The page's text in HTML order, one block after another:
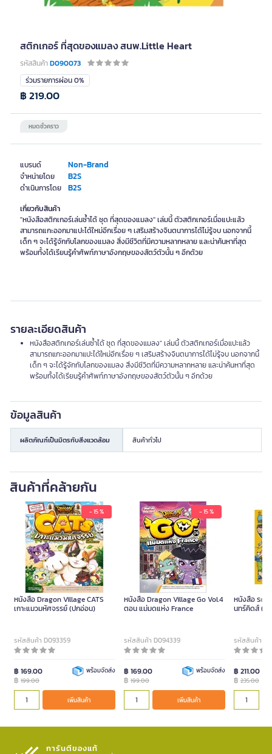
สติกเกอร์ ที่สุดของแมลง สนพ.Little Heart
รหัสสินค้าD090073
แบรนด์ Non-Brand
จำหน่ายโดย B2S
ดำเนินการโดย B2S
ร่วมรายการผ่อน 0%
หมดชั่วคราว
฿ 219.00
เกี่ยวกับสินค้า
"หนังสือสติกเกอร์เล่นซ้ำได้ ชุด ที่สุดของแมลง" เล่มนี้ ตัวสติกเกอร์เมื่อแปะแล้ว
สามารถแกะออกมาแปะได้ใหม่อีกเรื่อย ๆ เสริมสร้างจินตนาการได้ไม่รู้จบ นอกจากนี้
เด็ก ๆ จะได้รู้จักกับโลกของแมลง สิ่งมีชีวิตที่มีความหลากหลาย และน่าค้นหาที่สุด
พร้อมทั้งได้เรียนรู้คำศัพท์ภาษาอังกฤษของสัตว์ตัวนั้น ๆ อีกด้วย
รายละเอียดสินค้า
หนังสือสติกเกอร์เล่นซ้ำได้ ชุด ที่สุดของแมลง" เล่มนี้ ตัวสติกเกอร์เมื่อแปะแล้ว
สามารถแกะออกมาแปะได้ใหม่อีกเรื่อย ๆ เสริมสร้างจินตนาการได้ไม่รู้จบ นอกจากนี้
เด็ก ๆ จะได้รู้จักกับโลกของแมลง สิ่งมีชีวิตที่มีความหลากหลาย และน่าค้นหาที่สุด
พร้อมทั้งได้เรียนรู้คำศัพท์ภาษาอังกฤษของสัตว์ตัวนั้น ๆ อีกด้วย
ข้อมูลสินค้า
ผลิตภัณฑ์เป็นมิตรกับสิ่งแวดล้อม สินค้าทั่วไป
สินค้าที่คล้ายกัน
- 15 %
หนังสือ Dragon Village CATS
เกาะแมวมหัศจรรย์ (ปกอ่อน)
รหัสสินค้า D093359
฿ 169.00
฿ 199.00
พร้อมจัดส่ง
เพิ่มสินค้า
- 15 %
หนังสือ Dragon Village Go Vol.4
ตอน แม่มดแห่ง France
รหัสสินค้า D094339
฿ 169.00
฿ 199.00
พร้อมจัดส่ง
เพิ่มสินค้า
หนังสือ ระวั
นทร์คิดส์ (ป
รหัสสินค้า
฿ 211.00
฿235.00
การันตีของแท้